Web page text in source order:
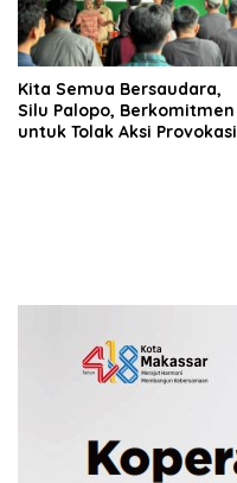
Kita Semua Bersaudara,
Silu Palopo, Berkomitmen
untuk Tolak Aksi Provokasi